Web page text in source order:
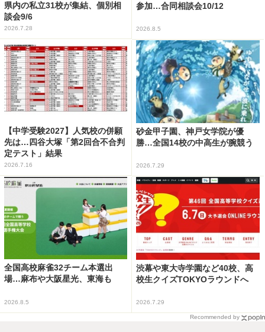
県内の私立31校が集結、個別相
談会9/6
2026.7.28
参加…合同相談会10/12
2026.8.5
【中学受験2027】人気校の併願
先は…四谷大塚「第2回合不合判
定テスト」結果
2026.7.16
砂金甲子園、神戸女学院が優
勝…全国14校の中高生が腕競う
2026.7.29
全国高校麻雀32チーム本選出
場…麻布や大阪星光、東海も
2026.8.5
渋幕や東大寺学園など40校、高
校生クイズTOKYOラウンドへ
2026.7.29
Recommended by